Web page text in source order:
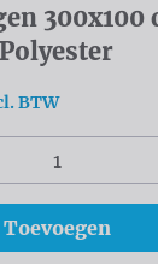
300x100
BTW
Toevoegen